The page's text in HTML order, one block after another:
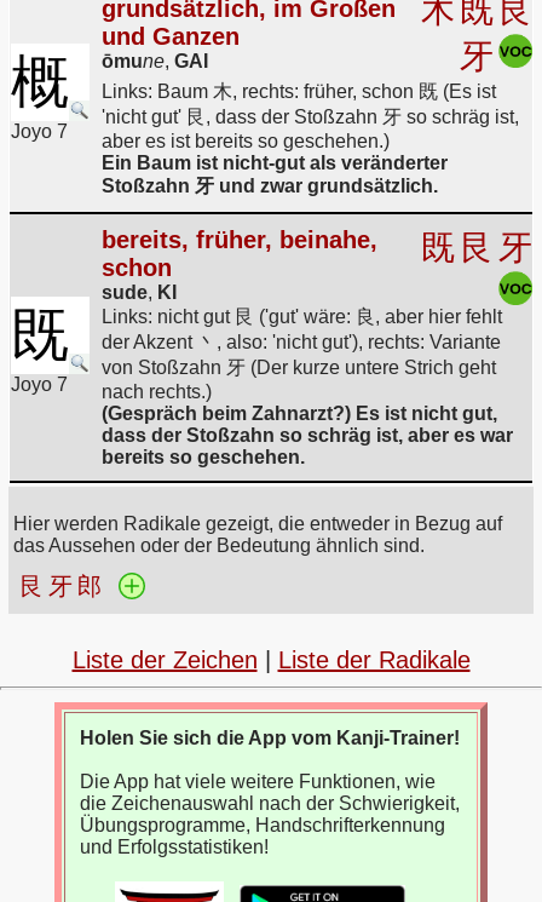
概
Joyo 7
grundsätzlich, im Großen
und Ganzen
ōmune, GAI
木 既 艮
牙
Links: Baum 木, rechts: früher, schon 既 (Es ist
'nicht gut' 艮, dass der Stoßzahn 牙 so schräg ist,
aber es ist bereits so geschehen.)
Ein Baum ist nicht-gut als veränderter
Stoßzahn 牙 und zwar grundsätzlich.
既
Joyo 7
bereits, früher, beinahe,
schon
sude, KI
既 艮 牙
Links: nicht gut 艮 ('gut' wäre: 良, aber hier fehlt
der Akzent 丶, also: 'nicht gut'), rechts: Variante
von Stoßzahn 牙 (Der kurze untere Strich geht
nach rechts.)
(Gespräch beim Zahnarzt?) Es ist nicht gut,
dass der Stoßzahn so schräg ist, aber es war
bereits so geschehen.
Hier werden Radikale gezeigt, die entweder in Bezug auf
das Aussehen oder der Bedeutung ähnlich sind.
艮 牙 郎
Liste der Zeichen Liste der Radikale
Holen Sie sich die App vom Kanji-Trainer!
Die App hat viele weitere Funktionen, wie
die Zeichenauswahl nach der Schwierigkeit,
Übungsprogramme, Handschrifterkennung
und Erfolgsstatistiken!